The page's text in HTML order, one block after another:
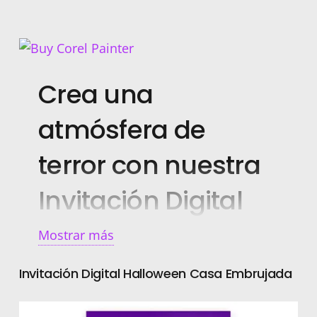
Crea una
atmósfera de
terror con nuestra
Invitación Digital
Personalizada
¡Dale un toque especial a tus eventos!
Mostrar más
Invitación Digital Halloween Casa Embrujada